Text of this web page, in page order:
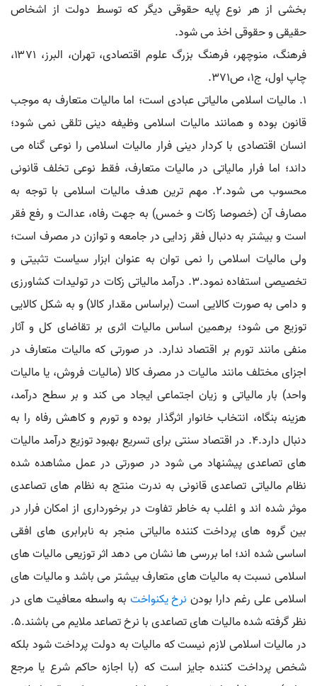
بخشی از هر نوع پایه حقوقی دیگر که توسط دولت از اشخاص
حقیقی و حقوقی اخذ می شود.
فرهنگ، منوچهر، فرهنگ بزرگ علوم اقتصادی، تهران، البرز، ۱۳۷۱،
چاپ اول، ج۱، ص۳۷۱.
۱. مالیات اسلامی مالیاتی عبادی است؛ اما مالیات متعارف به موجب
قانون بوده و همانند مالیات اسلامی وظیفه دینی تلقی نمی شود؛
انسان اقتصادی با کردار دینی فرار مالیات اسلامی را نوعی گناه می
داند؛ اما فرار مالیاتی در مالیات متعارف، فقط نوعی تخلف قانونی
محسوب می شود.۲. مهم ترین هدف مالیات اسلامی با توجه به
مصارف آن (خصوصا زکات و خمس) به جهت رفاه، عدالت و رفع فقر
است و بیشتر به دنبال فقر زدایی در جامعه و توازن در مصرف است؛
ولی مالیات اسلامی را نمی توان به عنوان ابزار سیاست تثبیتی و
تخصیصی استفاده نمود.۳. درآمد مالیاتی زکات در تولیدات کشاورزی
و دامی به صورت کالایی است (براساس مقدار کالا) و به شکل کالایی
توزیع می شود؛ برهمین اساس مالیات اثری بر تقاضای کل و آثار
منفی مانند تورم بر اقتصاد ندارد. در صورتی که مالیات متعارف در
اجزای مختلف مانند مالیات در مصرف کالا (مالیات فروش، یا مالیات
واحد) بار مالیاتی و زیان اجتماعی ایجاد می کند و بر سطح درآمد،
هزینه بنگاه، انتخاب خانوار اثرگذار بوده و تورم و کاهش رفاه را به
دنبال دارد.۴. در اقتصاد سنتی برای تسریع بهبود توزیع درآمد مالیات
های تصاعدی پیشنهاد می شود در صورتی در عمل مشاهده شده
نظام مالیاتی تصاعدی قانونی به ندرت منتج به نظام های تصاعدی
موثر شده اند و اغلب به خاطر تفاوت در برخورداری از امکان فرار در
بین گروه های پرداخت کننده مالیاتی منجر به نابرابری های افقی
اساسی شده اند؛ اما بررسی ها نشان می دهد اثر توزیعی مالیات های
اسلامی نسبت به مالیات های متعارف بیشتر می باشد و مالیات های
اسلامی علی رغم دارا بودن نرخ یکنواخت به واسطه معافیت های در
نظر گرفته شده مالیات های تصاعدی با نرخ تصاعد ملایم می باشند.۵.
در مالیات اسلامی لازم نیست که مالیات به دولت پرداخت شود بلکه
شخص پرداخت کننده جایز است که (با اجازه حاکم شرع یا مرجع